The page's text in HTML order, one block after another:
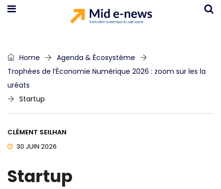
Home
Agenda & Écosystème
Trophées de l’Économie Numérique 2026 : zoom sur les la
uréats
Startup
CLÉMENT SEILHAN
30 JUIN 2026
Startup